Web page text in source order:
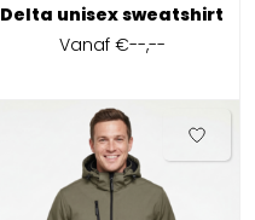
Delta unisex sweatshirt
Vanaf €--,--